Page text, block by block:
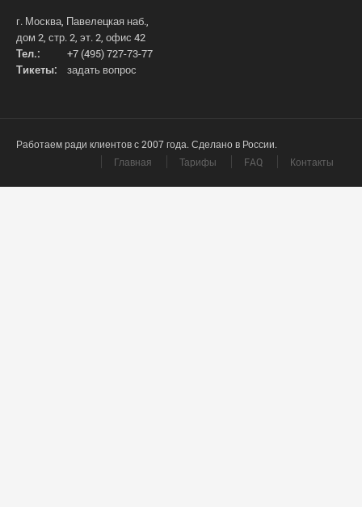
г. Москва, Павелецкая наб.,
дом 2, стр. 2, эт. 2, офис 42
Тел.:
+7 (495) 727-73-77
Тикеты:
задать вопрос
Работаем ради клиентов с 2007 года. Сделано в России.
Главная
Тарифы FAQ Контакты